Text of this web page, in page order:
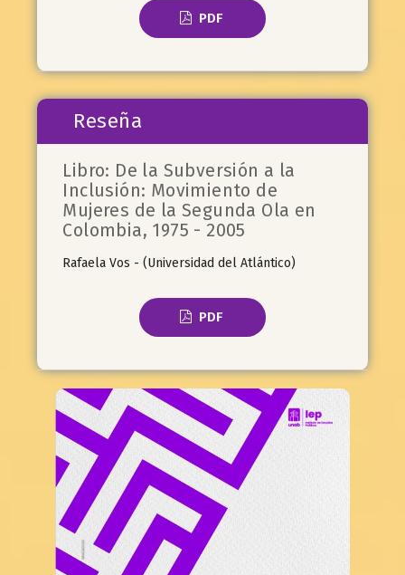
PDF
Reseña
Libro: De la Subversión a la
Inclusión: Movimiento de
Mujeres de la Segunda Ola en
Colombia, 1975 - 2005
Rafaela Vos - (Universidad del Atlántico)
PDF